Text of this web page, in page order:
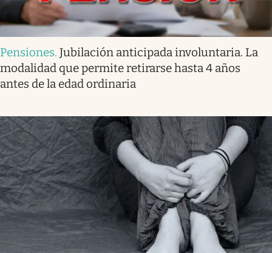
Pensiones. Jubilación anticipada involuntaria. La
modalidad que permite retirarse hasta 4 años
antes de la edad ordinaria